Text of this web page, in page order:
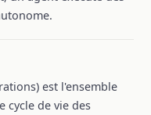
est l'ensemble
cycle de vie des